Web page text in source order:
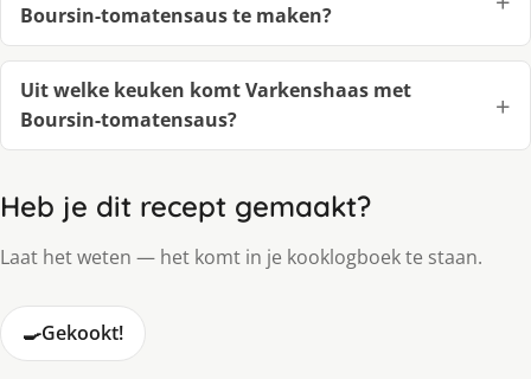
Boursin-tomatensaus te maken?
Uit welke keuken komt Varkenshaas met
Boursin-tomatensaus?
Heb je dit recept gemaakt?
Laat het weten — het komt in je kooklogboek te staan.
🍳Gekookt!